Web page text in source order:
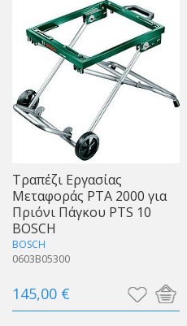
Τραπέζι Εργασίας
Μεταφοράς PTA 2000 για
Πριόνι Πάγκου PTS 10
BOSCH
BOSCH
0603B05300
145,00 €